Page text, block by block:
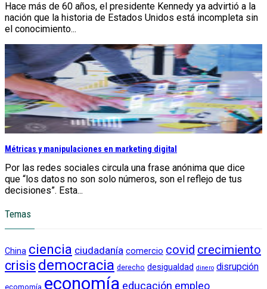
Hace más de 60 años, el presidente Kennedy ya advirtió a la
nación que la historia de Estados Unidos está incompleta sin
el conocimiento...
Métricas y manipulaciones en marketing digital
Por las redes sociales circula una frase anónima que dice
que “los datos no son solo números, son el reflejo de tus
decisiones”. Esta...
Temas
China ciencia ciudadanía comercio covid crecimiento
crisis democracia derecho desigualdad dinero disrupción
ecomomía economía educación empleo